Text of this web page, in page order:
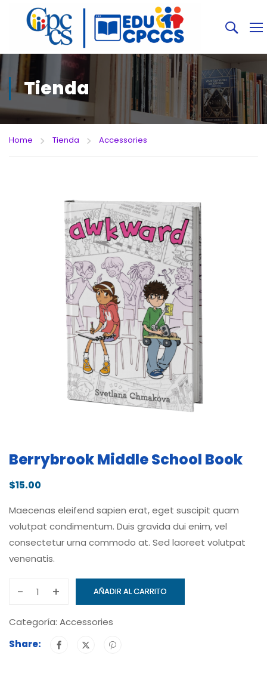
Tienda
Home Tienda Accessories
Berrybrook Middle School Book
$15.00
Maecenas eleifend sapien erat, eget suscipit quam
volutpat condimentum. Duis gravida dui enim, vel
consectetur urna commodo at. Sed laoreet volutpat
venenatis.
-
Berrybrook
Book
+ AÑADIR AL CARRITO
Categoría: Accessories
Share: